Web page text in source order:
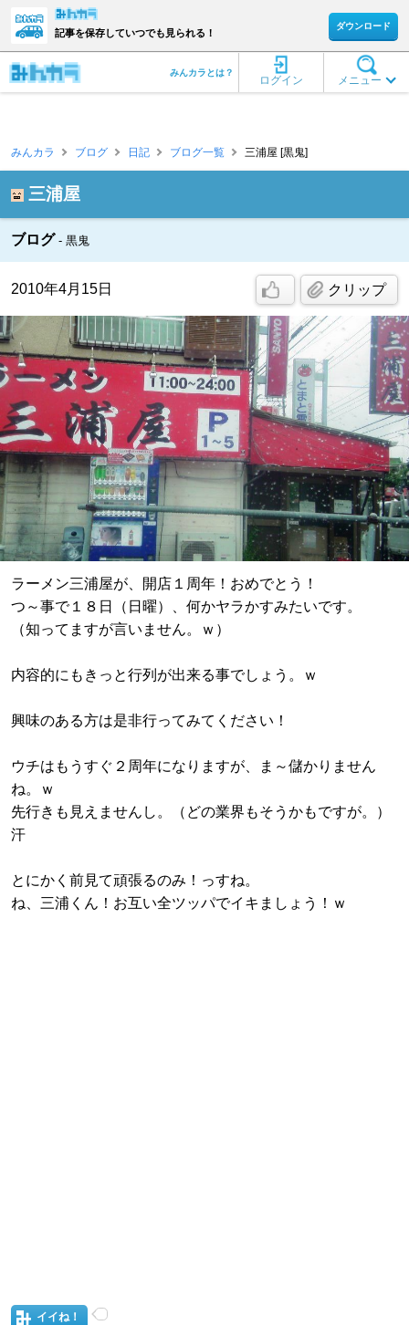
記事を保存していつでも見られる！
ダウンロード
メニュー
ログイン
みんカラとは？
みんカラ ブログ 日記 ブログ一覧 三浦屋 [黒鬼]
三浦屋
ブログ 黒鬼
2010年4月15日 クリップ
ラーメン三浦屋が、開店１周年！おめでとう！
つ～事で１８日（日曜）、何かヤラかすみたいです。
（知ってますが言いません。ｗ）
内容的にもきっと行列が出来る事でしょう。ｗ
興味のある方は是非行ってみてください！
ウチはもうすぐ２周年になりますが、ま～儲かりません
ね。ｗ
先行きも見えませんし。（どの業界もそうかもですが。）
汗
とにかく前見て頑張るのみ！っすね。
ね、三浦くん！お互い全ツッパでイキましょう！ｗ
イイね！